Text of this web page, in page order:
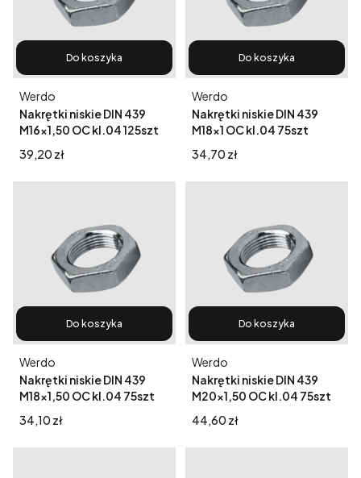
Do koszyka
Nakrętki niskie DIN 439
M16x1,50 OC kl.04 125szt
Producent
Werdo
Cena
39,20 zł
Do koszyka
Nakrętki niskie DIN 439
M18x1 OC kl.04 75szt
Producent
Werdo
Cena
34,70 zł
Do koszyka
Nakrętki niskie DIN 439
M18x1,50 OC kl.04 75szt
Producent
Werdo
Cena
34,10 zł
Do koszyka
Nakrętki niskie DIN 439
M20x1,50 OC kl.04 75szt
Producent
Werdo
Cena
44,60 zł